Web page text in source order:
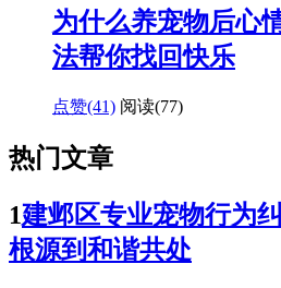
为什么养宠物后心
法帮你找回快乐
点赞(41) 阅读(77)
热门文章
1建邺区专业宠物行为
根源到和谐共处